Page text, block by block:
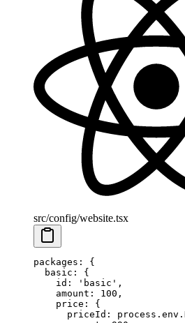
src/config/website.tsx
packages : {
  basic
: {
    id
: 'basic' ,
    amount
: 100 ,
    price
: {
      priceId
: process.env.